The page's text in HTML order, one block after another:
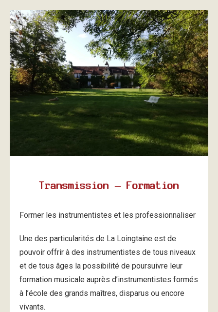
Transmission – Formation
Former les instrumentistes et les professionnaliser
Une des particularités de La Loingtaine est de
pouvoir offrir à des instrumentistes de tous niveaux
et de tous âges la possibilité de poursuivre leur
formation musicale auprès d’instrumentistes formés
à l’école des grands maîtres, disparus ou encore
vivants.